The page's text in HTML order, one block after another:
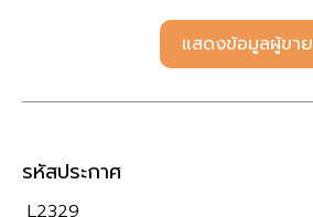
แสดงข้อมูลผู้ขาย
รหัสประกาศ
L2329